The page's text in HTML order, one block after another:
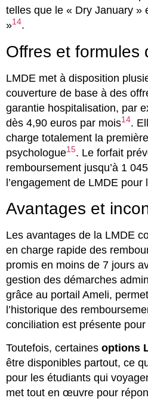
telles que le « Dry January »
»14.
Offres et formules
LMDE met à disposition
couverture de base à des
garantie hospitalisation, par
dès 4,90 euros par mois14.
charge totalement la
psychologue15. Le forfait
remboursement jusqu’à 1
l’engagement de LMDE pour
Avantages et
Les avantages de la LMDE
en charge rapide des
promis en moins de 7 jours
gestion des démarches
grâce au portail Ameli,
l’historique des
conciliation est présente
Toutefois, certaines options
être disponibles partout, ce
pour les étudiants qui
met tout en œuvre pour